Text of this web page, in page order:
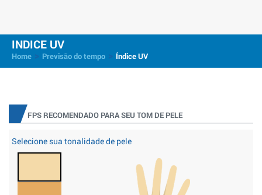
INDICE UV
Home Previsão do tempo Índice UV
FPS RECOMENDADO PARA SEU TOM DE PELE
Selecione sua tonalidade de pele